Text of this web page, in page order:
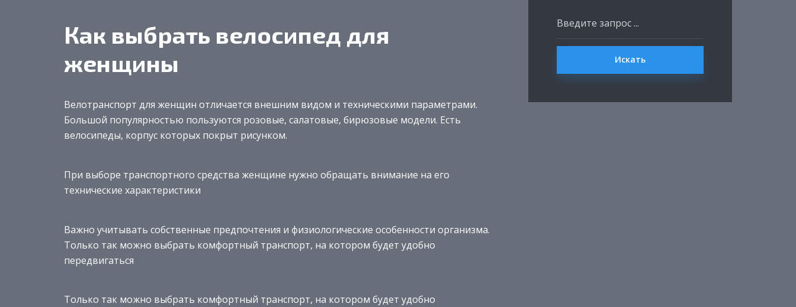
Как выбрать велосипед для
женщины
Велотранспорт для женщин отличается внешним видом и техническими параметрами.
Большой популярностью пользуются розовые, салатовые, бирюзовые модели. Есть
велосипеды, корпус которых покрыт рисунком.
При выборе транспортного средства женщине нужно обращать внимание на его
технические характеристики
Важно учитывать собственные предпочтения и физиологические особенности организма.
Только так можно выбрать комфортный транспорт, на котором будет удобно
передвигаться
Только так можно выбрать комфортный транспорт, на котором будет удобно
Искать